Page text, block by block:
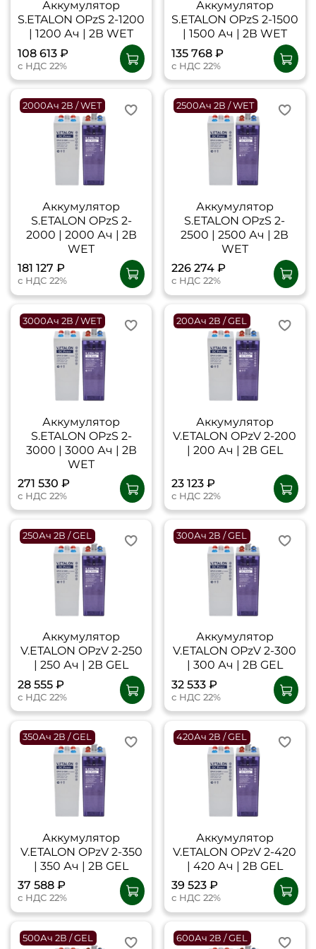
Аккумулятор
S.ETALON OPzS 2-1200
| 1200 Ач | 2В WET
108 613 ₽
с НДС 22%
Аккумулятор
S.ETALON OPzS 2-1500
| 1500 Ач | 2В WET
135 768 ₽
с НДС 22%
2000Ач 2В / WET
Аккумулятор
S.ETALON OPzS 2-
2000 | 2000 Ач | 2В
WET
181 127 ₽
с НДС 22%
2500Ач 2В / WET
Аккумулятор
S.ETALON OPzS 2-
2500 | 2500 Ач | 2В
WET
226 274 ₽
с НДС 22%
3000Ач 2В / WET
Аккумулятор
S.ETALON OPzS 2-
3000 | 3000 Ач | 2В
WET
271 530 ₽
с НДС 22%
200Ач 2В / GEL
Аккумулятор
V.ETALON OPzV 2-200
| 200 Ач | 2В GEL
23 123 ₽
с НДС 22%
250Ач 2В / GEL
Аккумулятор
V.ETALON OPzV 2-250
| 250 Ач | 2В GEL
28 555 ₽
с НДС 22%
300Ач 2В / GEL
Аккумулятор
V.ETALON OPzV 2-300
| 300 Ач | 2В GEL
32 533 ₽
с НДС 22%
350Ач 2В / GEL
Аккумулятор
V.ETALON OPzV 2-350
| 350 Ач | 2В GEL
37 588 ₽
с НДС 22%
420Ач 2В / GEL
Аккумулятор
V.ETALON OPzV 2-420
| 420 Ач | 2В GEL
39 523 ₽
с НДС 22%
500Ач 2В / GEL 600Ач 2В / GEL